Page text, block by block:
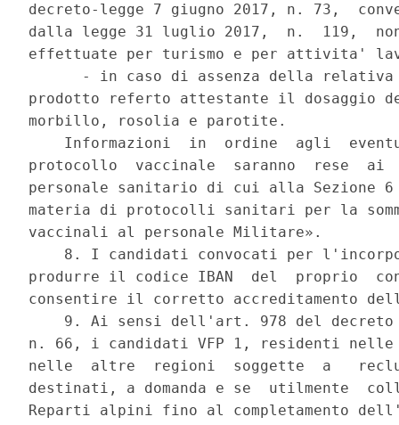
decreto-legge 7 giugno 2017, n. 73,
dalla legge 31 luglio 2017,  n.  119,
effettuate per turismo e per attivita'
- in caso di assenza della
prodotto referto attestante il dosaggio
morbillo, rosolia e parotite.
Informazioni  in  ordine  agli
protocollo  vaccinale  saranno  rese
personale sanitario di cui alla Sezione
materia di protocolli sanitari per la
vaccinali al personale Militare».
8. I candidati convocati per
produrre il codice IBAN  del  proprio
consentire il corretto accreditamento
9. Ai sensi dell'art. 978 del
n. 66, i candidati VFP 1, residenti
nelle  altre  regioni  soggette  a
destinati, a domanda e se  utilmente
Reparti alpini fino al completamento